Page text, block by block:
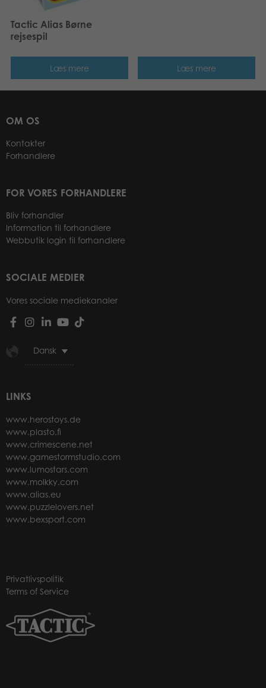
Tactic Alias Børne
rejsespil
Læs mere Læs mere
OM OS
Kontakter
Forhandlere
FOR VORES FORHANDLERE
Bliv forhandler
Information til forhandlere
Webbutik login til forhandlere
SOCIALE MEDIER
Vores sociale mediekanaler
Dansk
LINKS
www.herostoys.de
www.plasto.fi
www.crimescene.net
www.gamestormstudio.com
www.lumostars.com
www.molkky.com
www.alias.eu
www.puzzlelovers.net
www.bexsport.com
Privatlivspolitik
Terms of Service